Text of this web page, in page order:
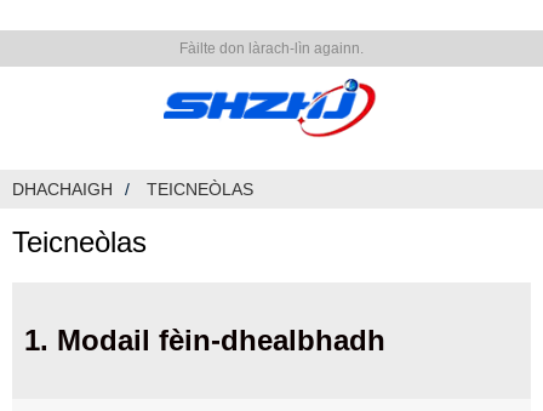
Fàilte don làrach-lìn againn.
DHACHAIGH TEICNEÒLAS
Teicneòlas
1. Modail fèin-dhealbhadh